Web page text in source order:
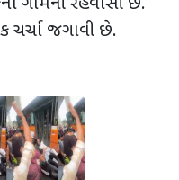
જગાવી છે.